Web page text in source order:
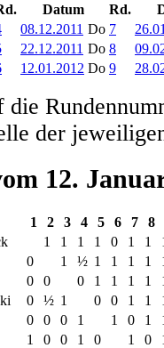
Datum Rd.
08.12.2011 Do 7
22.12.2011 Do 8
12.01.2012 Do 9
der
12.
1 2 3 4 5 6 7
8
1 1 1 1 0 1 1
0 1 ½ 1 1 1 1
0 0 0 1 1 1 1
0 ½ 1 0 0 1 1
0 0 0 1 1 0 1
1 0 0 1 0 1 0